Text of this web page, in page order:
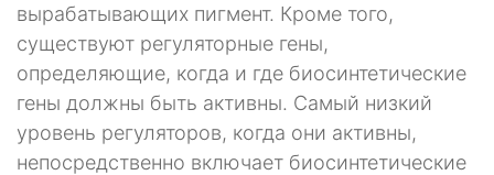
вырабатывающих пигмент. Кроме того,
существуют регуляторные гены,
определяющие, когда и где биосинтетические
гены должны быть активны. Самый низкий
уровень регуляторов, когда они активны,
непосредственно включает биосинтети­ческие